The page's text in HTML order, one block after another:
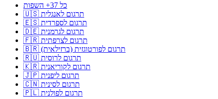
כל 37+ השפות
🇺🇸 תרגום לאנגלית
🇪🇸 תרגום לספרדית
🇩🇪 תרגום לגרמנית
🇫🇷 תרגום לצרפתית
🇧🇷 תרגום לפורטוגזית (ברזילאית)
🇷🇺 תרגום לרוסית
🇰🇷 תרגום לקוריאנית
🇯🇵 תרגום ליפנית
🇨🇳 תרגום לסינית
🇵🇱 תרגום לפולנית